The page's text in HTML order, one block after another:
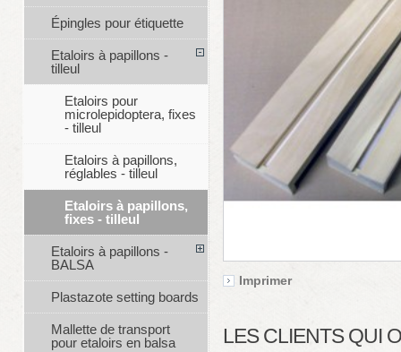
Imprimer
LES CLIENTS QUI
Épingles pour étiquette
Etaloirs à papillons -
tilleul
Etaloirs pour
microlepidoptera, fixes
- tilleul
Etaloirs à papillons,
réglables - tilleul
Etaloirs à papillons,
fixes - tilleul
Etaloirs à papillons -
BALSA
Plastazote setting boards
Mallette de transport
pour etaloirs en balsa